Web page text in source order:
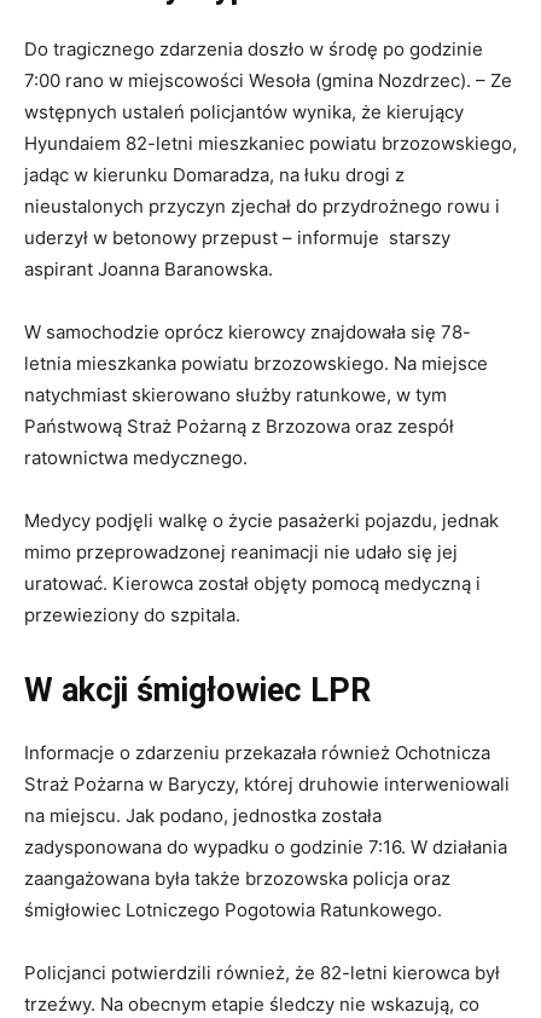
Do tragicznego zdarzenia doszło w środę po godzinie
7:00 rano w miejscowości Wesoła (gmina Nozdrzec). – Ze
wstępnych ustaleń policjantów wynika, że kierujący
Hyundaiem 82-letni mieszkaniec powiatu brzozowskiego,
jadąc w kierunku Domaradza, na łuku drogi z
nieustalonych przyczyn zjechał do przydrożnego rowu i
uderzył w betonowy przepust – informuje starszy
aspirant Joanna Baranowska.
W samochodzie oprócz kierowcy znajdowała się 78-
letnia mieszkanka powiatu brzozowskiego. Na miejsce
natychmiast skierowano służby ratunkowe, w tym
Państwową Straż Pożarną z Brzozowa oraz zespół
ratownictwa medycznego.
Medycy podjęli walkę o życie pasażerki pojazdu, jednak
mimo przeprowadzonej reanimacji nie udało się jej
uratować. Kierowca został objęty pomocą medyczną i
przewieziony do szpitala.
W akcji śmigłowiec LPR
Informacje o zdarzeniu przekazała również Ochotnicza
Straż Pożarna w Baryczy, której druhowie interweniowali
na miejscu. Jak podano, jednostka została
zadysponowana do wypadku o godzinie 7:16. W działania
zaangażowana była także brzozowska policja oraz
śmigłowiec Lotniczego Pogotowia Ratunkowego.
Policjanci potwierdzili również, że 82-letni kierowca był
trzeźwy. Na obecnym etapie śledczy nie wskazują, co